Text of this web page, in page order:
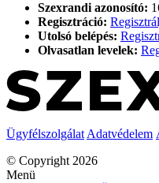
Szexrandi azonosító:
Regisztráció:
Utolsó belépés:
Olvasatlan levelek:
Ügyfélszolgálat Adatvédelem
© Copyright 2026
Menü